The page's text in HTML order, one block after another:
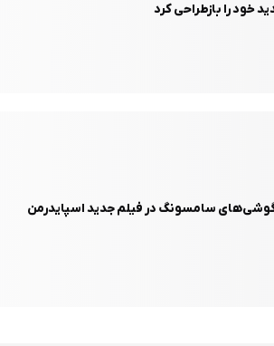
خود را بازطراحی کرد
گوشی‌های سامسونگ در فیلم جدید اسپایدرمن